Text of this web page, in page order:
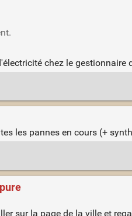
chez le gestionnaire
les pannes en cours (+
sur la page de la ville et